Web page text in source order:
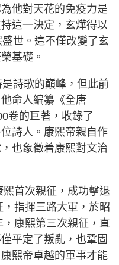
他對天花的免疫力是
這一決定，玄燁得以
世。這不僅改變了玄
基礎。
詩歌的巔峰，但此前
命人編纂《全唐
卷的巨著，收錄了
詩人。康熙帝親自作
也象徵着康熙對文治
首次親征，成功擊退
指揮三路大軍，於昭
康熙第三次親征，直
平定了叛亂，也鞏固
熙帝卓越的軍事才能